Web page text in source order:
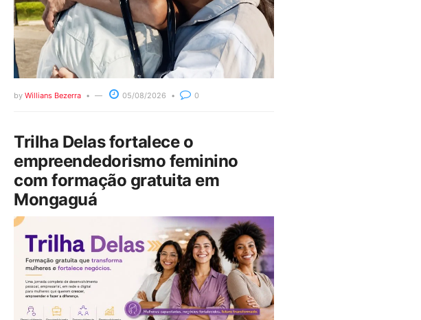
by Willians Bezerra 05/08/2026 0
Trilha Delas fortalece o
empreendedorismo feminino
com formação gratuita em
Mongaguá